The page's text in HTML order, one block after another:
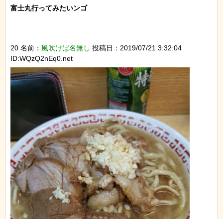
富士丸行ってみたいンゴ
20 名前： 風吹けば名無し 投稿日：2019/07/21 3:32:04
ID:WQzQ2nEq0.net